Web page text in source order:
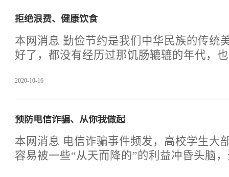
性教育、专业思想教育、爱国爱校教育、
规定教育、心理健康教育、成才教育。学
与分散相结合的形式，集中教育由学生处
由各班围绕入学教育内容，可采取讲解、
拒绝浪费、健康饮食
本网消息 勤俭节约是我们中华民族的传统美德，虽然现在生活
好了，都没有经历过那饥肠辘辘的年代，
德。所以我校开展了以“珍惜粮食”为主题
习中增强爱惜粮食、节约粮食意识。培养
费粮食，爱惜粮食，节约粮食的好品质。
粮食的态度，从中培养“节约粮食，从我做
次班会，全体师生共同经历了一次成功的
2020-10-16
预防电信诈骗、从你我做起
本网消息 电信诈骗事件频发，高校学生大部分还是心思单纯，
容易被一些“从天而降的”的利益冲昏头脑